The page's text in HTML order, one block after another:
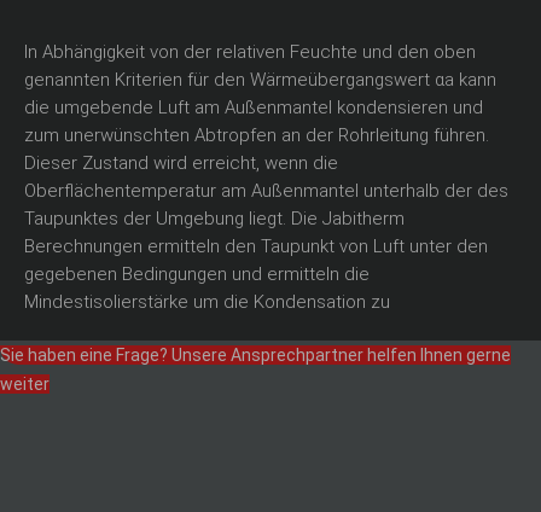
In Abhängigkeit von der relativen Feuchte und den oben
genannten Kriterien für den Wärmeübergangswert αa kann
die umgebende Luft am Außenmantel kondensieren und
zum unerwünschten Abtropfen an der Rohrleitung führen.
Dieser Zustand wird erreicht, wenn die
Oberflächentemperatur am Außenmantel unterhalb der des
Taupunktes der Umgebung liegt. Die Jabitherm
Berechnungen ermitteln den Taupunkt von Luft unter den
gegebenen Bedingungen und ermitteln die
Mindestisolierstärke um die Kondensation zu
Sie haben eine Frage? Unsere Ansprechpartner helfen Ihnen gerne
weiter